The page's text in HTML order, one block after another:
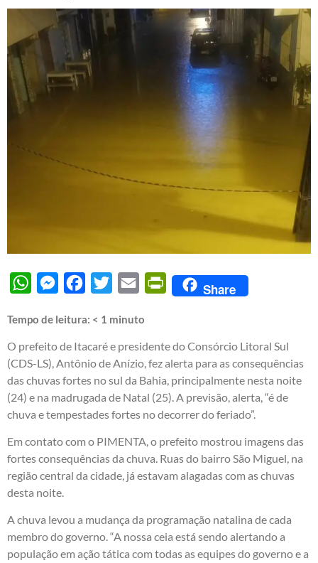
WhatsAppMessengerFacebook
Twitter Email PrintFriendly
Share
Tempo de leitura: < 1 minuto
O prefeito de Itacaré e presidente do Consórcio Litoral Sul
(CDS-LS), Antônio de Anízio, fez alerta para as consequências
das chuvas fortes no sul da Bahia, principalmente nesta noite
(24) e na madrugada de Natal (25). A previsão, alerta, “é de
chuva e tempestades fortes no decorrer do feriado”.
Em contato com o PIMENTA, o prefeito mostrou imagens das
fortes consequências da chuva. Ruas do bairro São Miguel, na
região central da cidade, já estavam alagadas com as chuvas
desta noite.
A chuva levou a mudança da programação natalina de cada
membro do governo. “A nossa ceia está sendo alertando a
população em ação tática com todas as equipes do governo e a